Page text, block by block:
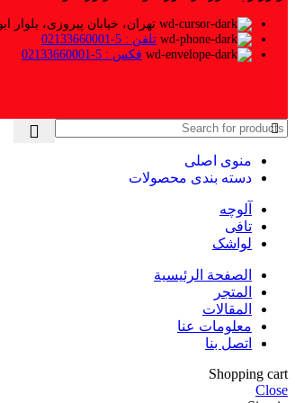
تهران، خیابان پیروزی، بلوار
تلفن : 5-02133660001
فکس : 5-02133660001
منوی اصلی
دسته بندی محصولات
آلوچه
تافی
لواشک
الصفحة الرئيسية
المتجر
المقالات
معلومات عنا
اتصل بنا
Shopping cart
Close